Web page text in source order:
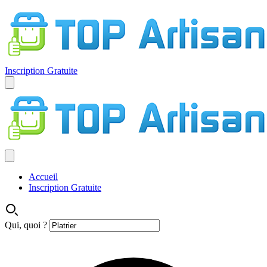
Inscription Gratuite
Accueil
Inscription Gratuite
Qui, quoi ?